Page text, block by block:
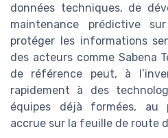
données techniques, de
maintenance prédictive
protéger les informations
des acteurs comme Sabena
de référence peut, à
rapidement à des
équipes déjà formées, au
accrue sur la feuille de route